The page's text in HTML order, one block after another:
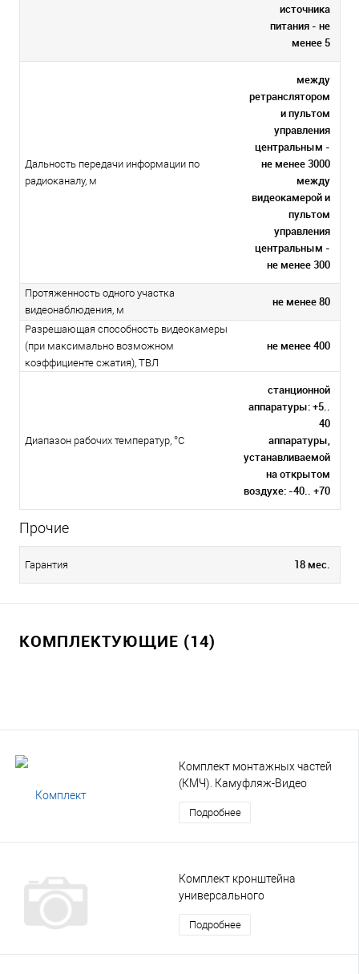
источника
питания - не
менее 5
Дальность передачи информации по
радиоканалу, м
между
ретранслятором
и пультом
управления
центральным -
не менее 3000
между
видеокамерой и
пультом
управления
центральным -
не менее 300
Протяженность одного участка
видеонаблюдения, м
не менее 80
Разрешающая способность видеокамеры
(при максимально возможном
коэффициенте сжатия), ТВЛ
не менее 400
Диапазон рабочих температур, °С
станционной
аппаратуры: +5..
40
аппаратуры,
устанавливаемой
на открытом
воздухе: -40.. +70
Прочие
Гарантия 18 мес.
КОМПЛЕКТУЮЩИЕ (14)
Комплект монтажных частей
(КМЧ). Камуфляж-Видео
Подробнее
Комплект кронштейна
универсального
Подробнее